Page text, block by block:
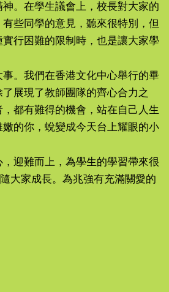
。在學生議會上，校長對大家的
些同學的意見，聽來很特別，但
行困難的限制時，也是讓大家學
。我們在香港文化中心舉行的畢
展現了教師團隊的齊心合力之
都有難得的機會，站在自己人生
的你，蛻變成今天台上耀眼的小
迎難而上，為學生的學習帶來很
大家成長。為兆強有充滿關愛的